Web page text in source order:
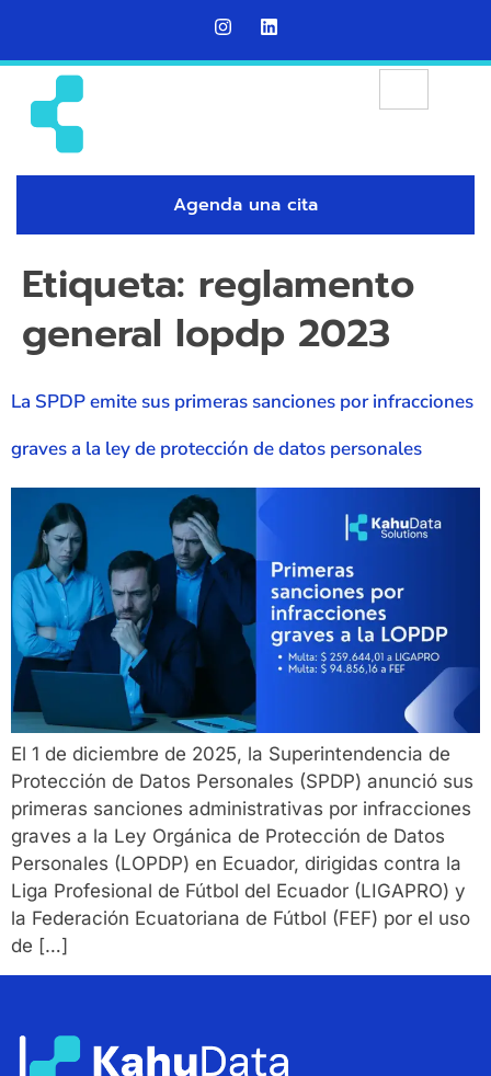
Agenda una cita
Etiqueta: reglamento
general lopdp 2023
La SPDP emite sus primeras sanciones por infracciones
graves a la ley de protección de datos personales
El 1 de diciembre de 2025, la Superintendencia de
Protección de Datos Personales (SPDP) anunció sus
primeras sanciones administrativas por infracciones
graves a la Ley Orgánica de Protección de Datos
Personales (LOPDP) en Ecuador, dirigidas contra la
Liga Profesional de Fútbol del Ecuador (LIGAPRO) y
la Federación Ecuatoriana de Fútbol (FEF) por el uso
de […]